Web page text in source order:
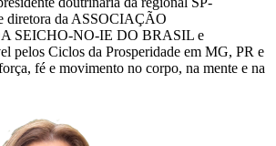
diretora da ASSOCIAÇÃO
SEICHO-NO-IE DO BRASIL e
pelos Ciclos da Prosperidade em MG, PR e
fé e movimento no corpo, na mente e na